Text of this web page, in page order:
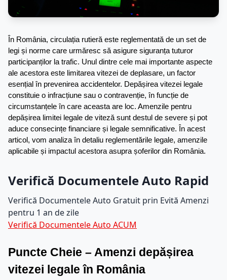
În România, circulația rutieră este reglementată de un set de
legi și norme care urmăresc să asigure siguranța tuturor
participanților la trafic. Unul dintre cele mai importante aspecte
ale acestora este limitarea vitezei de deplasare, un factor
esențial în prevenirea accidentelor. Depășirea vitezei legale
constituie o infracțiune sau o contravenție, în funcție de
circumstanțele în care aceasta are loc. Amenzile pentru
depășirea limitei legale de viteză sunt destul de severe și pot
aduce consecințe financiare și legale semnificative. În acest
articol, vom analiza în detaliu reglementările legale, amenzile
aplicabile și impactul acestora asupra șoferilor din România.
Verifică Documentele Auto Rapid
Verifică Documentele Auto Gratuit prin Evită Amenzi
pentru 1 an de zile
Verifică Documentele Auto ACUM
Puncte Cheie – Amenzi depășirea
vitezei legale în România